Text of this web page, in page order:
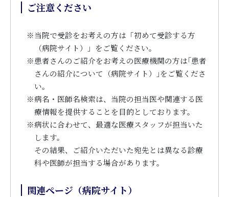
ご注意ください
※当院で受診をお考えの方は「初めて受診する方
（病院サイト）」をご覧ください。
※患者さんのご紹介をお考えの医療機関の方は｢患者
さんの紹介について（病院サイト）｣をご覧くださ
い。
※病名・医師名検索は、当院の担当医や関連する医
療情報を提供することを目的としております。
※病状に合わせて、最適な医療スタッフが担当いた
します。
その結果、ご紹介いただいた宛先とは異なる診療
科や医師が担当する場合があります。
関連ページ（病院サイト）